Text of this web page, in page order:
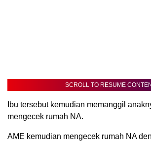
SCROLL TO RESUME
Ibu tersebut kemudian memanggil
mengecek rumah NA.
AME kemudian mengecek rumah NA